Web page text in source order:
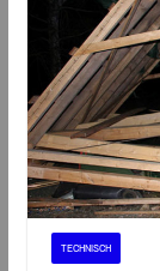
TECHNISCH